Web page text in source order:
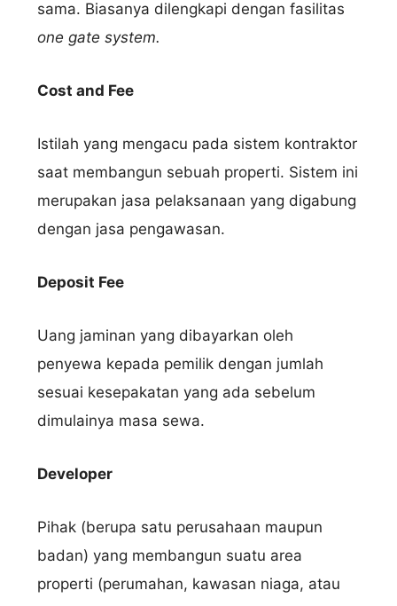
sama. Biasanya dilengkapi dengan fasilitas
one gate system.
Cost and Fee
Istilah yang mengacu pada sistem kontraktor
saat membangun sebuah properti. Sistem ini
merupakan jasa pelaksanaan yang digabung
dengan jasa pengawasan.
Deposit Fee
Uang jaminan yang dibayarkan oleh
penyewa kepada pemilik dengan jumlah
sesuai kesepakatan yang ada sebelum
dimulainya masa sewa.
Developer
Pihak (berupa satu perusahaan maupun
badan) yang membangun suatu area
properti (perumahan, kawasan niaga, atau